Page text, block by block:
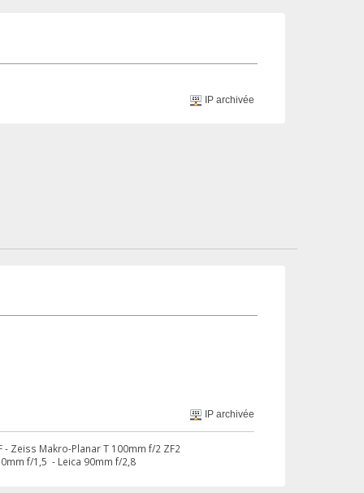
IP archivée
IP archivée
- Zeiss Makro-Planar T 100mm f/2 ZF2
f/1,5 - Leica 90mm f/2,8